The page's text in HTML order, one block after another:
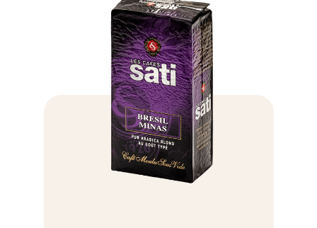
parfumé
Vanille
moulu
250g